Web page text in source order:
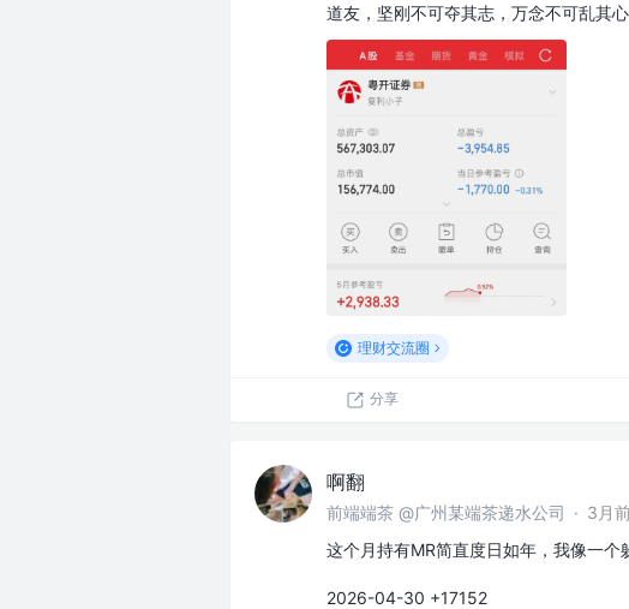
道友，坚刚不可夺其志，万念不可乱其心
理财交流圈
分享
啊翻
前端端茶 @广州某端茶递水公司 · 3月
这个月持有MR简直度日如年，我像一
2026-04-30 +17152